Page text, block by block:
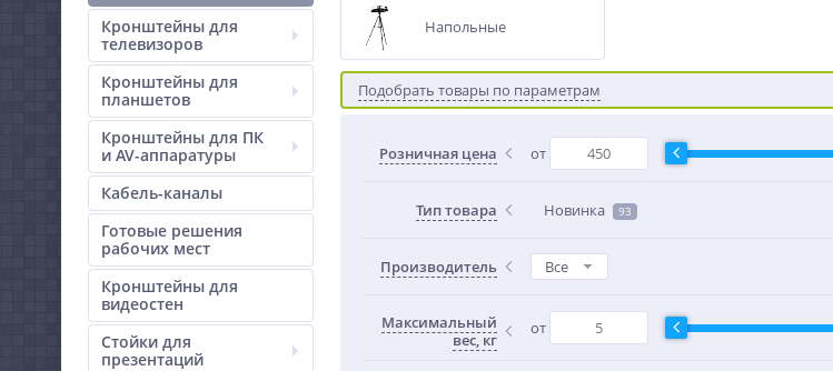
Кронштейны для
телевизоров
Кронштейны для
планшетов
Кронштейны для ПК
и AV-аппаратуры
Кабель-каналы
Готовые решения
рабочих мест
Кронштейны для
видеостен
Стойки для
презентаций
Напольные
Подобрать товары по параметрам
Розничная цена от
Тип товара Новинка 93
Производитель Все
Максимальный
вес, кг
от